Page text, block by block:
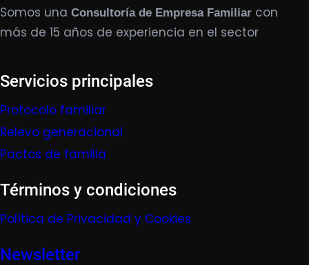
Somos una Consultoría de Empresa Familiar con
más de 15 años de experiencia en el sector
Servicios principales
Protocolo familiar
Relevo generacional
Pactos de familia
Términos y condiciones
Política de Privacidad y Cookies
Newsletter